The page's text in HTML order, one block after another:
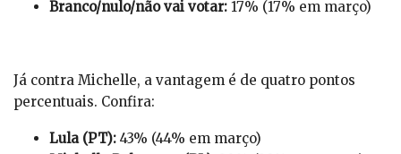
Branco/nulo/não vai votar: 17% (17% em março)
Já contra Michelle, a vantagem é de quatro pontos
percentuais. Confira:
Lula (PT): 43% (44% em março)